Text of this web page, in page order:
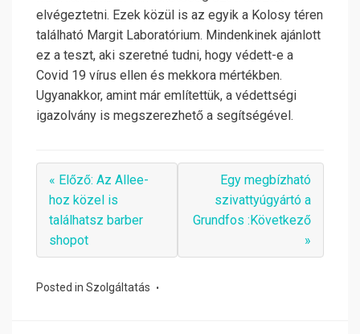
elvégeztetni. Ezek közül is az egyik a Kolosy téren
található Margit Laboratórium. Mindenkinek ajánlott
ez a teszt, aki szeretné tudni, hogy védett-e a
Covid 19 vírus ellen és mekkora mértékben.
Ugyanakkor, amint már említettük, a védettségi
igazolvány is megszerezhető a segítségével.
« Előző: Az Allee-
hoz közel is
találhatsz barber
shopot
Egy megbízható
szivattyúgyártó a
Grundfos :Következő
»
Posted in Szolgáltatás